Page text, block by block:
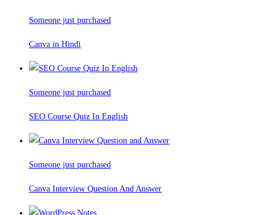
Someone just purchased
Canva in Hindi
Someone just purchased
SEO Course Quiz In English
Someone just purchased
Canva Interview Question And Answer